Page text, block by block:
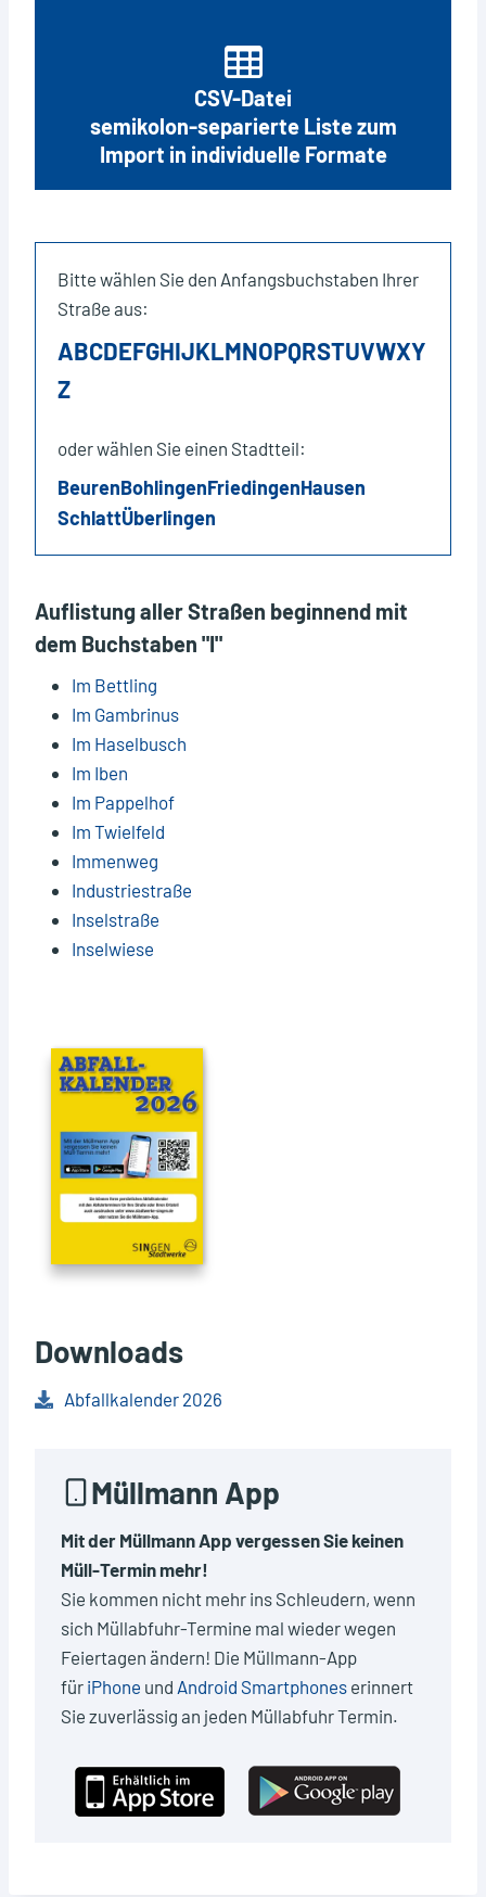
CSV-Datei
semikolon-separierte Liste zum
Import in individuelle Formate
Bitte wählen Sie den Anfangsbuchstaben Ihrer
Straße aus:
ABCDEFGHIJKLMNOPQRSTUVWXY
Z
oder wählen Sie einen Stadtteil:
BeurenBohlingenFriedingenHausen
SchlattÜberlingen
Auflistung aller Straßen beginnend mit
dem Buchstaben "I"
Im Bettling
Im Gambrinus
Im Haselbusch
Im Iben
Im Pappelhof
Im Twielfeld
Immenweg
Industriestraße
Inselstraße
Inselwiese
Downloads
Abfallkalender 2026
Müllmann App
Mit der Müllmann App vergessen Sie keinen
Müll-Termin mehr!
Sie kommen nicht mehr ins Schleudern, wenn
sich Müllabfuhr-Termine mal wieder wegen
Feiertagen ändern! Die Müllmann-App
für iPhone und Android Smartphones erinnert
Sie zuverlässig an jeden Müllabfuhr Termin.